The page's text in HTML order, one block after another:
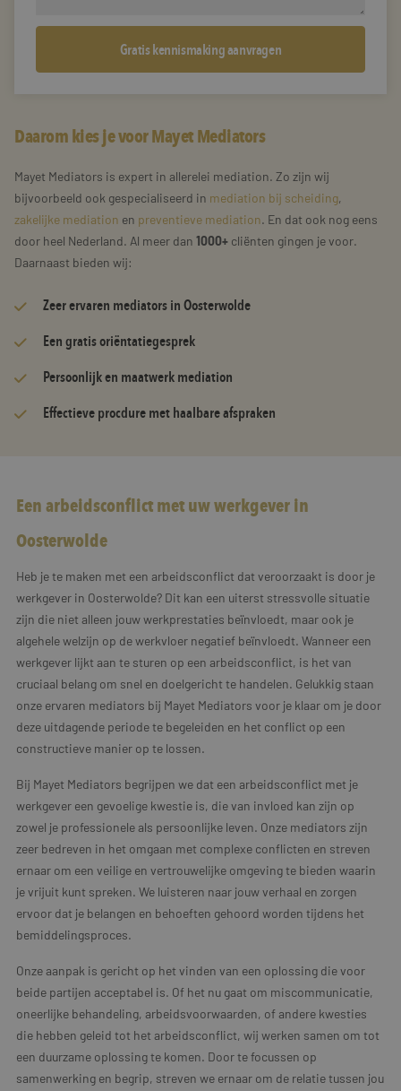
Daarom kies je voor Mayet Mediators
Mayet Mediators is expert in allerelei mediation. Zo zijn wij
bijvoorbeeld ook gespecialiseerd in mediation bij scheiding,
zakelijke mediation en preventieve mediation. En dat ook nog eens
door heel Nederland. Al meer dan 1000+ cliënten gingen je voor.
Daarnaast bieden wij:
Zeerervaren mediators in Oosterwolde
Een gratis oriëntatiegesprek
Persoonlijk en maatwerk mediation
Effectieve procdure met haalbare afspraken
Een arbeidsconflict met uw werkgever in
Oosterwolde
Heb je te maken met een arbeidsconflict dat veroorzaakt is door je
werkgever in Oosterwolde? Dit kan een uiterst stressvolle situatie
zijn die niet alleen jouw werkprestaties beïnvloedt, maar ook je
algehele welzijn op de werkvloer negatief beïnvloedt. Wanneer een
werkgever lijkt aan te sturen op een arbeidsconflict, is het van
cruciaal belang om snel en doelgericht te handelen. Gelukkig staan
onze ervaren mediators bij Mayet Mediators voor je klaar om je door
deze uitdagende periode te begeleiden en het conflict op een
constructieve manier op te lossen.
Bij Mayet Mediators begrijpen we dat een arbeidsconflict met je
werkgever een gevoelige kwestie is, die van invloed kan zijn op
zowel je professionele als persoonlijke leven. Onze mediators zijn
zeer bedreven in het omgaan met complexe conflicten en streven
ernaar om een veilige en vertrouwelijke omgeving te bieden waarin
je vrijuit kunt spreken. We luisteren naar jouw verhaal en zorgen
ervoor dat je belangen en behoeften gehoord worden tijdens het
bemiddelingsproces.
Onze aanpak is gericht op het vinden van een oplossing die voor
beide partijen acceptabel is. Of het nu gaat om miscommunicatie,
oneerlijke behandeling, arbeidsvoorwaarden, of andere kwesties
die hebben geleid tot het arbeidsconflict, wij werken samen om tot
een duurzame oplossing te komen. Door te focussen op
samenwerking en begrip, streven we ernaar om de relatie tussen jou